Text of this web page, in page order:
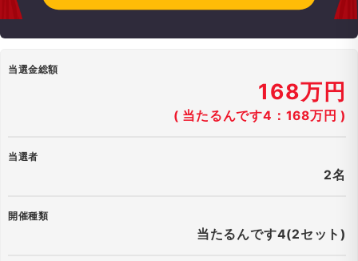
当選金総額
168万円
( 当たるんです4：168万円 )
当選者
2名
開催種類
当たるんです4(2セット)